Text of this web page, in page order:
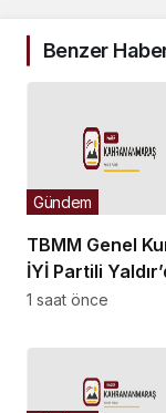
Benzer
TBMM Genel
İYİ Partili
“Islah olmayan
inşa edelim”
Gündem
1 saat önce